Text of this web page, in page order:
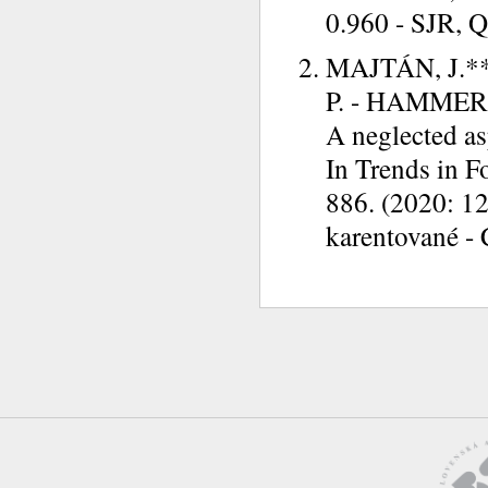
0.960 - SJR,
MAJTÁN,
P. -
A neglected
In Trends in
886. (2020:
karentované -